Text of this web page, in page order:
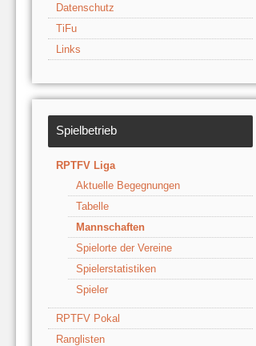
Datenschutz
TiFu
Links
Spielbetrieb
RPTFV Liga
Aktuelle Begegnungen
Tabelle
Mannschaften
Spielorte der Vereine
Spielerstatistiken
Spieler
RPTFV Pokal
Ranglisten